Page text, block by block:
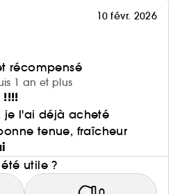
10 févr. 2026
récompensé
1 an et plus
je l'ai déjà acheté
tenue, fraîcheur
utile ?